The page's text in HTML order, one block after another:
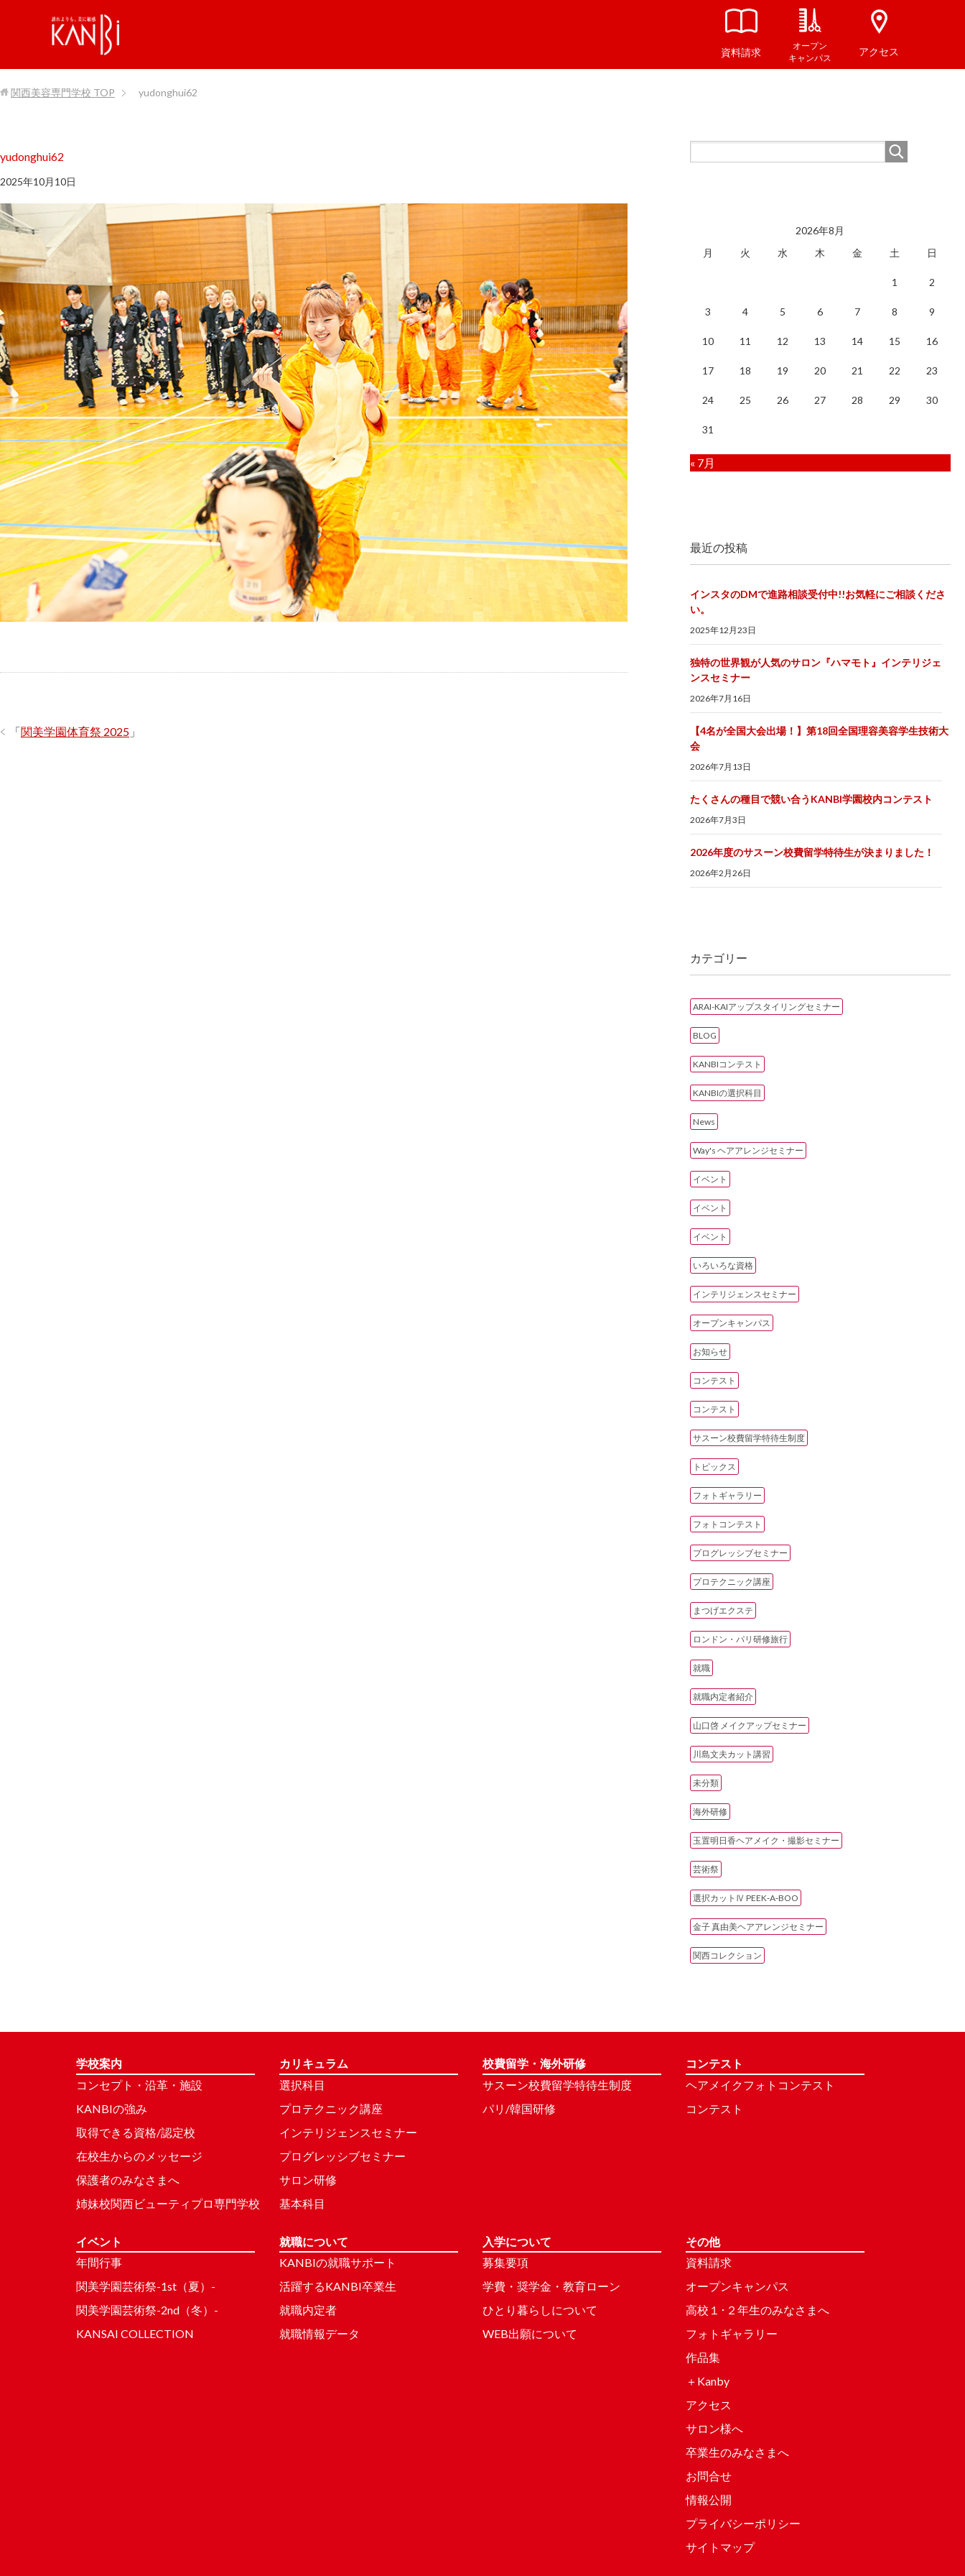
アクセス
オープン
キャンパス
資料請求
関西美容専門学校 TOP yudonghui62
yudonghui62
2025年10月10日
「関美学園体育祭 2025 」
2026年8月
月
火 水 木 金 土 日
1 2
3 4 5 6 7 8 9
10 11 12 13 14 15 16
17 18 19 20 21 22 23
24 25 26 27 28 29 30
31
« 7月
最近の投稿
インスタのDMで進路相談受付中!!お気軽にご相談くださ
い。
2025年12月23日
独特の世界観が人気のサロン『ハマモト』インテリジェ
ンスセミナー
2026年7月16日
【4名が全国大会出場！】第18回全国理容美容学生技術大
会
2026年7月13日
たくさんの種目で競い合うKANBI学園校内コンテスト
2026年7月3日
2026年度のサスーン校費留学特待生が決まりました！
2026年2月26日
カテゴリー
ARAI-KAIアップスタイリングセミナー
BLOG
KANBIコンテスト
KANBIの選択科目
News
Way's ヘアアレンジセミナー
イベント
イベント
イベント
いろいろな資格
インテリジェンスセミナー
オープンキャンパス
お知らせ
コンテスト
コンテスト
サスーン校費留学特待生制度
トピックス
フォトギャラリー
フォトコンテスト
プログレッシブセミナー
プロテクニック講座
まつげエクステ
ロンドン・パリ研修旅行
就職
就職内定者紹介
山口啓 メイクアップセミナー
川島文夫カット講習
未分類
海外研修
玉置明日香ヘアメイク・撮影セミナー
芸術祭
選択カットⅣ PEEK‐A‐BOO
金子 真由美ヘアアレンジセミナー
関西コレクション
学校案内
コンセプト・沿革・施設
KANBIの強み
取得できる資格/認定校
在校生からのメッセージ
保護者のみなさまへ
姉妹校関西ビューティプロ専門学校
カリキュラム
選択科目
プロテクニック講座
インテリジェンスセミナー
プログレッシブセミナー
サロン研修
基本科目
校費留学・海外研修
サスーン校費留学特待生制度
パリ/韓国研修
コンテスト
ヘアメイクフォトコンテスト
コンテスト
イベント
年間行事
関美学園芸術祭-1st（夏）-
関美学園芸術祭-2nd（冬）-
KANSAI COLLECTION
就職について
KANBIの就職サポート
活躍するKANBI卒業生
就職内定者
就職情報データ
入学について
募集要項
学費・奨学金・教育ローン
ひとり暮らしについて
WEB出願について
その他
資料請求
オープンキャンパス
高校１･２年生のみなさまへ
フォトギャラリー
作品集
＋Kanby
アクセス
サロン様へ
卒業生のみなさまへ
お問合せ
情報公開
プライバシーポリシー
サイトマップ